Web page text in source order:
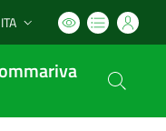
Lingua attiva:
ITA